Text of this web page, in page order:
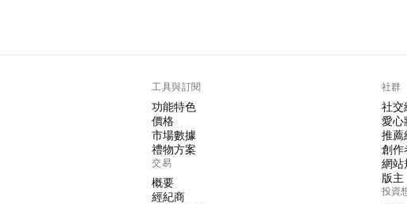
工具與訂閱
功能特色
價格
市場數據
禮物方案
交易
概要
經紀商
社群
社交
愛心
推薦
創作
網站
版主
投資